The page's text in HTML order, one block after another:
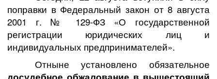
поправки в Федеральный закон от 8 августа
2001 г. № 129-ФЗ «О государственной
регистрации юридических лиц и
индивидуальных предпринимателей».
Отныне установлено обязательное